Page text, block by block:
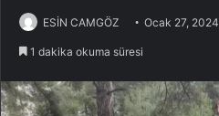
ESİN CAMGÖZ Ocak 27, 2024
1 dakika okuma süresi